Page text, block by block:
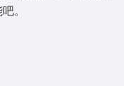
。